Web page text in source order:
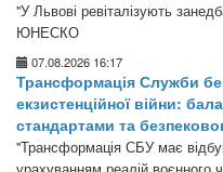
"У Львові ревіталізують
ЮНЕСКО
07.08.2026 16:17
Трансформація Служби
екзистенційної війни:
стандартами та
"Трансформація СБУ має